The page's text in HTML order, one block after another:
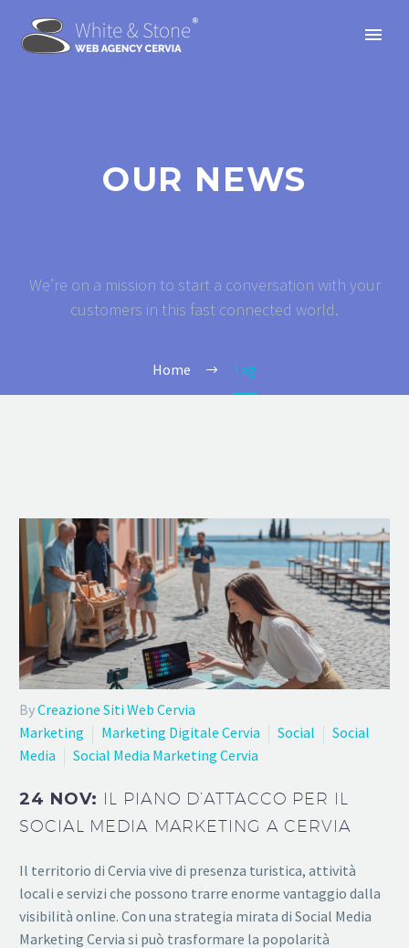
OUR NEWS
We’re on a mission to start a conversation with your
customers in this fast connected world.
Home Tag
ByCreazione Siti Web Cervia
Marketing
Marketing Digitale Cervia Social
Social
Media
Social Media Marketing Cervia
24 NOV: IL PIANO D’ATTACCO PER IL
SOCIAL MEDIA MARKETING A CERVIA
Il territorio di Cervia vive di presenza turistica, attività
locali e servizi che possono trarre enorme vantaggio dalla
visibilità online. Con una strategia mirata di Social Media
Marketing Cervia si può trasformare la popolarità